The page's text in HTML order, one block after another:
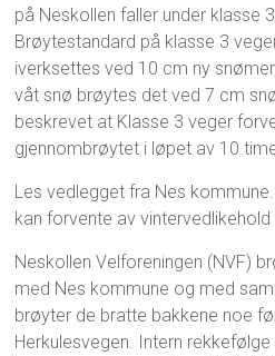
på Neskollen faller under klasse
Brøytestandard på klasse 3
iverksettes ved 10 cm ny
våt snø brøytes det ved 7 cm
beskrevet at Klasse 3 veger
gjennombrøytet i løpet av 10
Les vedlegget fra Nes
kan forvente av vintervedlikehold
Neskollen Velforeningen (NVF)
med Nes kommune og med
brøyter de bratte bakkene noe
Herkulesvegen. Intern